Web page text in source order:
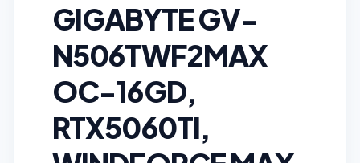
GIGABYTE GV-
N506TWF2MAX
OC-16GD,
RTX5060TI,